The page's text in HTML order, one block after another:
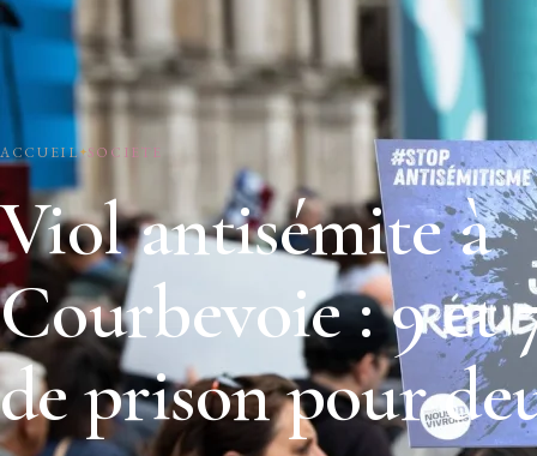
ACCUEIL SOCIETE
Viol antisémite à
Courbevoie : 9 et
de prison pour